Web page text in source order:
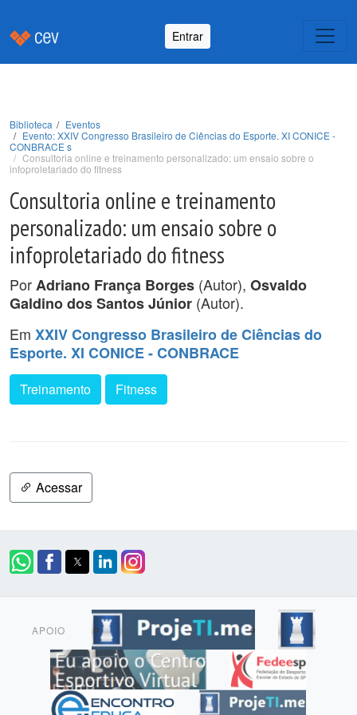
Entrar
Biblioteca
Eventos
Evento: XXIV Congresso Brasileiro de Ciências do Esporte. XI CONICE -
CONBRACE s
Consultoria online e treinamento personalizado: um ensaio sobre o
infoproletariado do fitness
Consultoria online e treinamento
personalizado: um ensaio sobre o
infoproletariado do fitness
PorAdriano França Borges (Autor), Osvaldo
Galdino dos Santos Júnior (Autor).
Em XXIV Congresso Brasileiro de Ciências do
Esporte. XI CONICE - CONBRACE
Treinamento Fitness
Acessar
APOIO